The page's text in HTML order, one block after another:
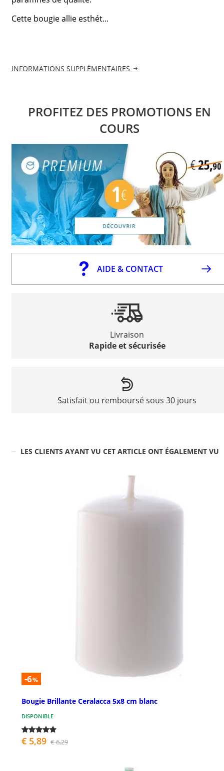
Cette bougie allie esthét...
INFORMATIONS SUPPLÉMENTAIRES
PROFITEZ DES PROMOTIONS EN
COURS
AIDE & CONTACT
Livraison
Rapide et sécurisée
Satisfait ou remboursé sous 30 jours
LES CLIENTS AYANT VU CET ARTICLE ONT ÉGALEMENT VU
-6%
Bougie Brillante Ceralacca 5x8 cm blanc
DISPONIBLE
€ 5,89 € 6,29